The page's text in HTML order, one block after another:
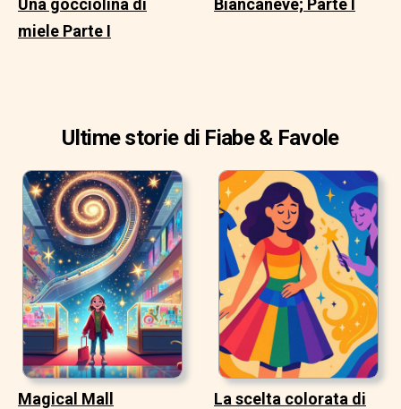
Una gocciolina di
miele Parte I
Biancaneve; Parte I
Ultime storie di Fiabe & Favole
Magical Mall La scelta colorata di